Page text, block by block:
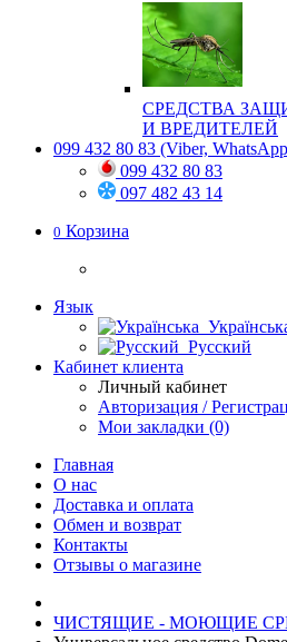
СРЕДСТВА
И ВРЕДИТЕЛЕЙ
099 432 80 83 (Viber,
099 432 80 83
097 482 43 14
0 Корзина
Язык
Русский
Кабинет клиента
Личный кабинет
Авторизация /
Мои закладки (0)
Главная
О нас
Доставка и оплата
Обмен и возврат
Контакты
Отзывы о магазине
ЧИСТЯЩИЕ - МОЮЩИЕ